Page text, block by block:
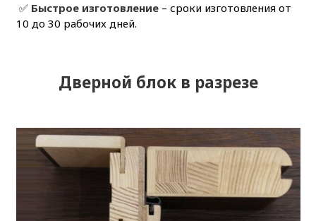
✅ Быстрое изготовление– сроки изготовления от
10 до 30 рабочих дней.
Дверной блок в разрезе